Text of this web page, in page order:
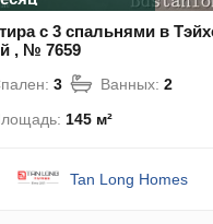
с 3 спальнями в
, № 7659
3 Ванных: 2
145 м²
Tan Long Homes